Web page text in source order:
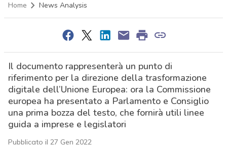
Home News Analysis
Il documento rappresenterà un punto di
riferimento per la direzione della trasformazione
digitale dell’Unione Europea: ora la Commissione
europea ha presentato a Parlamento e Consiglio
una prima bozza del testo, che fornirà utili linee
guida a imprese e legislatori
Pubblicato il 27 Gen 2022